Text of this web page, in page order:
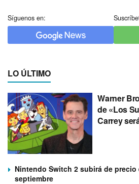
Síguenos en:
LO ÚLTIMO
Warner
de «Los
Carrey
Nintendo Switch 2 subirá de
septiembre